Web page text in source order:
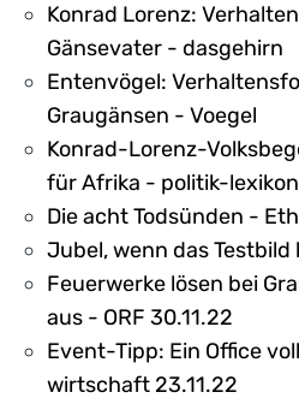
Konrad Lorenz:
Gänsevater - dasgehirn
Entenvögel:
Graugänsen - Voegel
Konrad-Lorenz-
für Afrika - politik-lexikon
Die acht Todsünden -
Jubel, wenn das Testbild
Feuerwerke lösen bei
aus - ORF 30.11.22
Event-Tipp: Ein Office
wirtschaft 23.11.22